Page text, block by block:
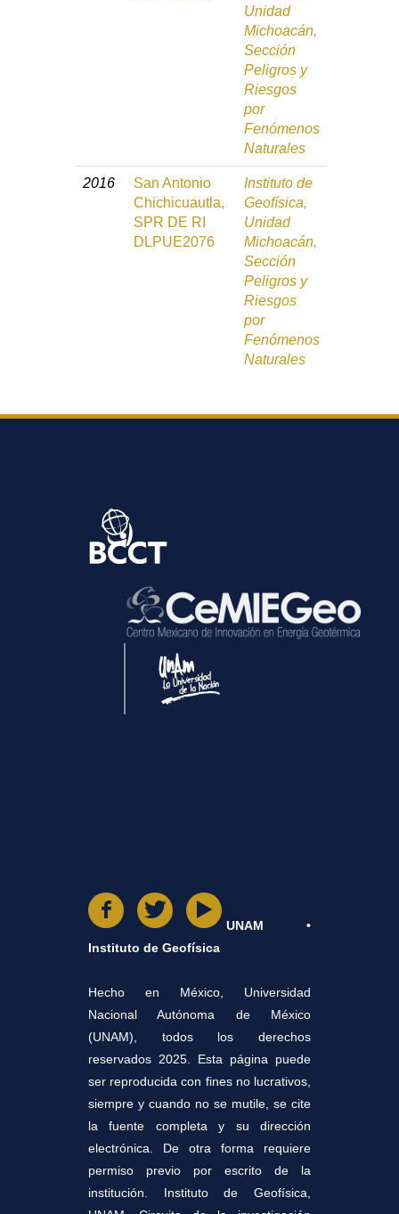
Unidad
Michoacán,
Sección
Peligros y
Riesgos
por
Fenómenos
Naturales
2016
San Antonio
Chichicuautla,
SPR DE RI
DLPUE2076
Instituto de
Geofísica,
Unidad
Michoacán,
Sección
Peligros y
Riesgos
por
Fenómenos
Naturales
UNAM •
Instituto de Geofísica
Hecho en México, Universidad
Nacional Autónoma de México
(UNAM), todos los derechos
reservados 2025. Esta página puede
ser reproducida con fines no lucrativos,
siempre y cuando no se mutile, se cite
la fuente completa y su dirección
electrónica. De otra forma requiere
permiso previo por escrito de la
institución. Instituto de Geofísica,